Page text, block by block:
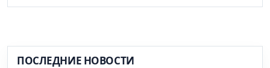
ПОСЛЕДНИЕ НОВОСТИ